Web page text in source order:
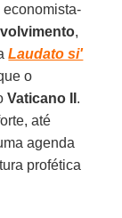
economista-
,
Laudato si'
o
Vaticano II .
até
agenda
profética